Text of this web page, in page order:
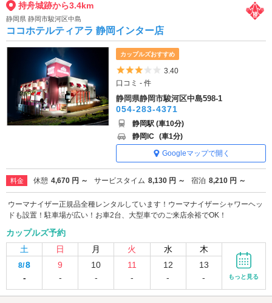
持舟城跡から3.4km
静岡県 静岡市駿河区中島
ココホテルティアラ 静岡インター店
カップルズおすすめ
5つ星のうち3
3.40
口コミ - 件
静岡県静岡市駿河区中島598-1
054-283-4371
静岡駅 (車10分)
静岡IC (車1分)
Googleマップで開く
料金 休憩 4,670 円 ～ サービスタイム 8,130 円 ～ 宿泊 8,210 円 ～
ウーマナイザー正規品全種レンタルしています！ウーマナイザーシャワーヘッ
ドも設置！駐車場が広い！お車2台、大型車でのご来店余裕でOK！
カップルズ予約
土
日 月 火 水 木
8/8
-
9
-
10
-
11
-
12
-
13
-
もっと見る